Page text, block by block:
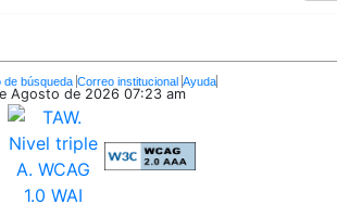
de búsqueda Correo institucional Ayuda
Agosto de 2026 07:23 am